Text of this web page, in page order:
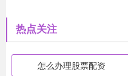
热点关注
怎么办理股票配资